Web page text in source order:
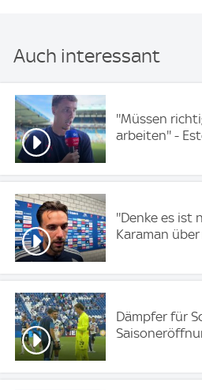
Auch interessant
''Müssen
arbeiten'' -
''Denke es ist
Karaman
Dämpfer für